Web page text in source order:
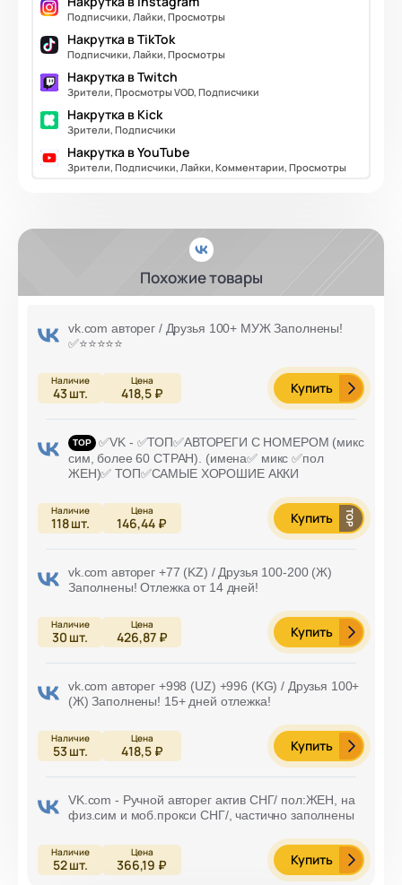
Подписчики, Лайки, Просмотры
Накрутка в TikTok
Подписчики, Лайки, Просмотры
Накрутка в Twitch
Зрители, Просмотры VOD, Подписчики
Накрутка в Kick
Зрители, Подписчики
Накрутка в YouTube
Зрители, Подписчики, Лайки, Комментарии, Просмотры
Похожие товары
vk.com авторег / Друзья 100+ МУЖ Заполнены!
✅⭐️⭐️⭐️⭐️⭐️
43шт. 418,5 ₽ Купить
✅VK - ✅ТОП✅АВТОРЕГИ С НОМЕРОМ (микс
сим, более 60 СТРАН). (имена✅ микс ✅пол
ЖЕН)✅ ТОП✅САМЫЕ ХОРОШИЕ АККИ
118шт. 146,44 ₽ Купить
vk.com авторег +77 (KZ) / Друзья 100-200 (Ж)
Заполнены! Отлежка от 14 дней!
30 шт. 426,87 ₽ Купить
vk.com авторег +998 (UZ) +996 (KG) / Друзья 100+
(Ж) Заполнены! 15+ дней отлежка!
53шт. 418,5 ₽ Купить
VK.com - Ручной авторег актив СНГ/ пол:ЖЕН, на
физ.сим и моб.прокси СНГ/, частично заполнены
52шт. 366,19 ₽ Купить